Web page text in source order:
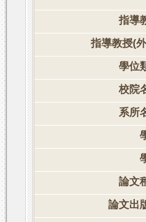
指導
指導教授(
學位
校院
系所
論文
論文出